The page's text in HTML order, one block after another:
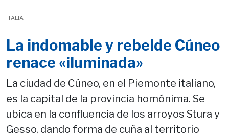
ITALIA
La indomable y rebelde Cúneo
renace «iluminada»
La ciudad de Cúneo, en el Piemonte italiano,
es la capital de la provincia homónima. Se
ubica en la confluencia de los arroyos Stura y
Gesso, dando forma de cuña al territorio